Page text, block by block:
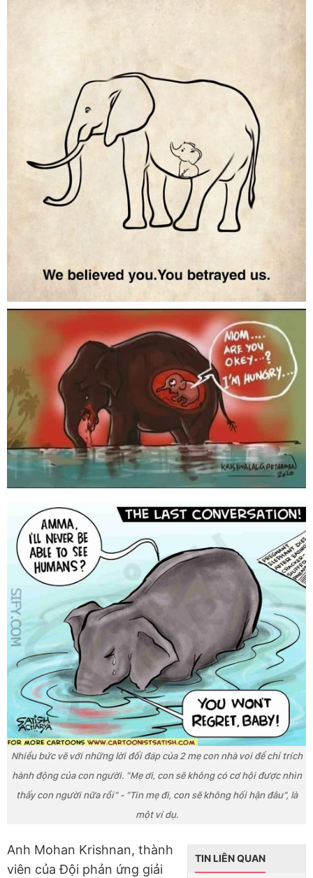
Nhiều bức vẽ với những lời đối đáp của 2 mẹ con nhà voi để chỉ trích
hành động của con người. "Mẹ ơi, con sẽ không có cơ hội được nhìn
thấy con người nữa rồi" - "Tin mẹ đi, con sẽ không hối hận đâu", là
một ví dụ.
TIN LIÊN QUAN
Anh Mohan Krishnan, thành
viên của Đội phản ứng giải